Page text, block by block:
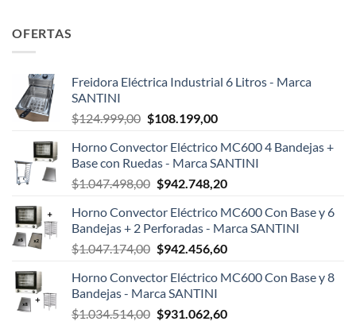
OFERTAS
Freidora Eléctrica Industrial 6 Litros - Marca
SANTINI
$124.999,00 El
original
era:
$124.999,00.
$108.199,00El
actual
es:
$108.199,00.
Horno Convector Eléctrico MC600 4 Bandejas +
Base con Ruedas - Marca SANTINI
$1.047.498,00 El
original
era:
$1.047.498,00.
$942.748,20El
actual
es:
$942.748,20.
Horno Convector Eléctrico MC600 Con Base y 6
Bandejas + 2 Perforadas - Marca SANTINI
$1.047.174,00 El
original
era:
$1.047.174,00.
$942.456,60El
actual
$942.456,60.
Horno Convector Eléctrico MC600 Con Base y 8
Bandejas - Marca SANTINI
$1.034.514,00 El
$931.062,60El